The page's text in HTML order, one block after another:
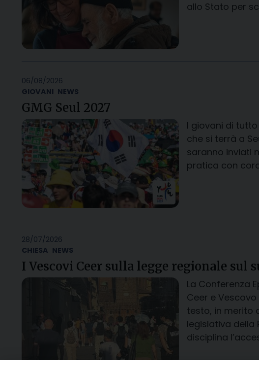
allo Stato per
06/08/2026
GIOVANI NEWS
GMG Seul 2027
I giovani di
che si terrà a
saranno inviati
pratica con
28/07/2026
CHIESA NEWS
I Vescovi Ceer sulla legge regionale sul
La Conferenza
Ceer e
testo, in merito
legislativa della
disciplina